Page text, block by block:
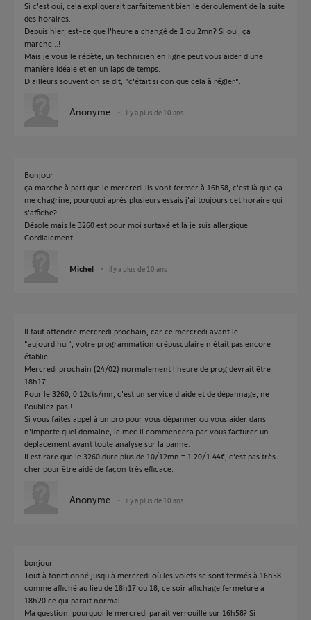
Si c'est oui, cela expliquerait parfaitement bien le déroulement de la suite
des horaires.
Depuis hier, est-ce que l'heure a changé de 1 ou 2mn? Si oui, ça
marche...!
Mais je vous le répète, un technicien en ligne peut vous aider d'une
manière idéale et en un laps de temps.
D'ailleurs souvent on se dit, "c'était si con que cela à régler".
Anonyme il y a plus de 10 ans
Bonjour
ça marche à part que le mercredi ils vont fermer à 16h58, c'est là que ça
me chagrine, pourquoi aprés plusieurs essais j'ai toujours cet horaire qui
s'affiche?
Désolé mais le 3260 est pour moi surtaxé et là je suis allergique
Cordialement
Michel il y a plus de 10 ans
Il faut attendre mercredi prochain, car ce mercredi avant le
"aujourd'hui", votre programmation crépusculaire n'était pas encore
établie.
Mercredi prochain (24/02) normalement l'heure de prog devrait être
18h17.
Pour le 3260, 0.12cts/mn, c'est un service d'aide et de dépannage, ne
l'oubliez pas !
Si vous faites appel à un pro pour vous dépanner ou vous aider dans
n'importe quel domaine, le mec il commencera par vous facturer un
déplacement avant toute analyse sur la panne.
Il est rare que le 3260 dure plus de 10/12mn = 1.20/1.44€, c'est pas très
cher pour être aidé de façon très efficace.
Anonyme il y a plus de 10 ans
bonjour
Tout à fonctionné jusqu'à mercredi où les volets se sont fermés à 16h58
comme affiché au lieu de 18h17 ou 18, ce soir affichage fermeture à
18h20 ce qui parait normal
Ma question: pourquoi le mercredi parait verrouillé sur 16h58? Si